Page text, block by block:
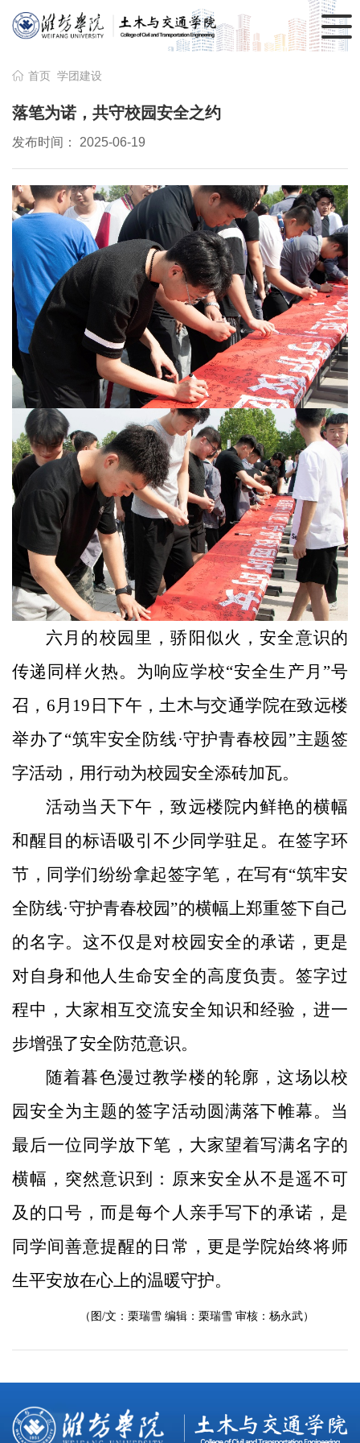
首页 学团建设
落笔为诺，共守校园安全之约
发布时间： 2025-06-19
六月的校园里，骄阳似火，安全意识的
传递同样火热。为响应学校“安全生产月”号
召，6月19日下午，土木与交通学院在致远楼
举办了“筑牢安全防线·守护青春校园”主题签
字活动，用行动为校园安全添砖加瓦。
活动当天下午，致远楼院内鲜艳的横幅
和醒目的标语吸引不少同学驻足。在签字环
节，同学们纷纷拿起签字笔，在写有“筑牢安
全防线·守护青春校园”的横幅上郑重签下自己
的名字。这不仅是对校园安全的承诺，更是
对自身和他人生命安全的高度负责。签字过
程中，大家相互交流安全知识和经验，进一
步增强了安全防范意识。
随着暮色漫过教学楼的轮廓，这场以校
园安全为主题的签字活动圆满落下帷幕。当
最后一位同学放下笔，大家望着写满名字的
横幅，突然意识到：原来安全从不是遥不可
及的口号，而是每个人亲手写下的承诺，是
同学间善意提醒的日常，更是学院始终将师
生平安放在心上的温暖守护。
（图/文：栗瑞雪 编辑：栗瑞雪 审核：杨永武）